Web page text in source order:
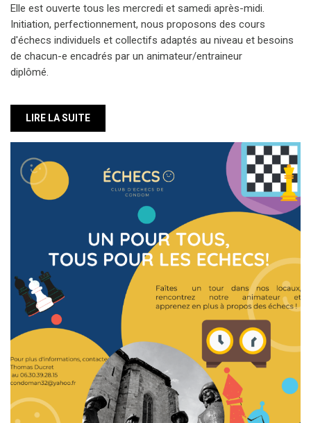
Elle est ouverte tous les mercredi et samedi après-midi.
Initiation, perfectionnement, nous proposons des cours
d'échecs individuels et collectifs adaptés au niveau et besoins
de chacun-e encadrés par un animateur/entraineur
diplômé.
LIRE LA SUITE